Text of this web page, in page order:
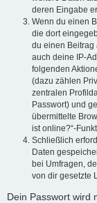
deren Eingabe
Wenn du einen
die dort
du einen Beitrag
auch deine IP-
folgenden
(dazu zählen
zentralen
Passwort) und
übermittelte
ist online?“-
Schließlich
Daten
bei Umfragen,
von dir gesetzte
Dein Passwort wird